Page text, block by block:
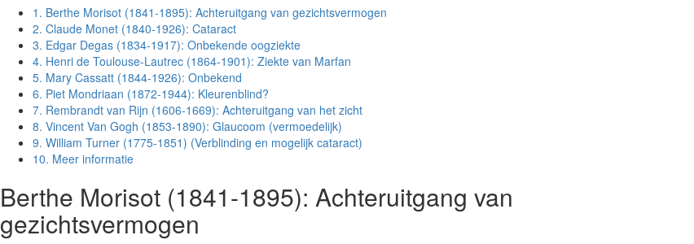
1. Berthe Morisot (1841-1895): Achteruitgang van gezichtsvermogen
2. Claude Monet (1840-1926): Cataract
3. Edgar Degas (1834-1917): Onbekende oogziekte
4. Henri de Toulouse-Lautrec (1864-1901): Ziekte van Marfan
5. Mary Cassatt (1844-1926): Onbekend
6. Piet Mondriaan (1872-1944): Kleurenblind?
7. Rembrandt van Rijn (1606-1669): Achteruitgang van het zicht
8. Vincent Van Gogh (1853-1890): Glaucoom (vermoedelijk)
9. William Turner (1775-1851) (Verblinding en mogelijk cataract)
10. Meer informatie
Berthe Morisot (1841-1895): Achteruitgang van
gezichtsvermogen